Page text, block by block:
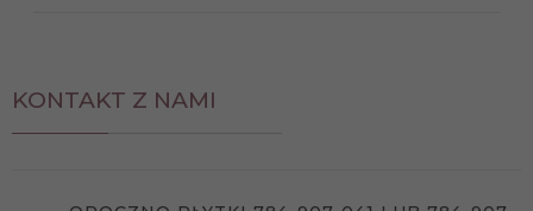
KONTAKT Z NAMI